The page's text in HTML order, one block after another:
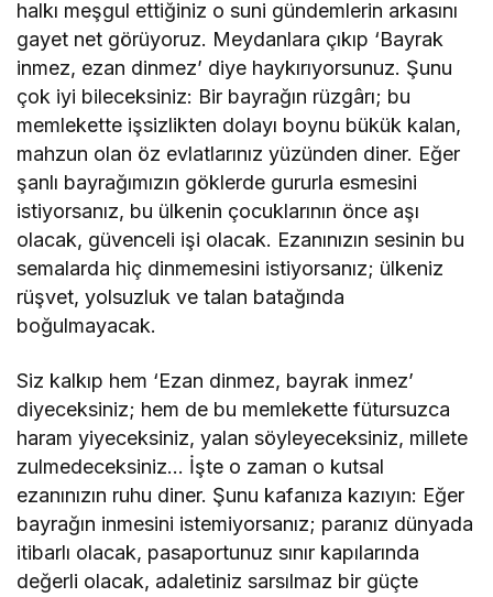
halkı meşgul ettiğiniz o suni gündemlerin arkasını
gayet net görüyoruz. Meydanlara çıkıp ‘Bayrak
inmez, ezan dinmez’ diye haykırıyorsunuz. Şunu
çok iyi bileceksiniz: Bir bayrağın rüzgârı; bu
memlekette işsizlikten dolayı boynu bükük kalan,
mahzun olan öz evlatlarınız yüzünden diner. Eğer
şanlı bayrağımızın göklerde gururla esmesini
istiyorsanız, bu ülkenin çocuklarının önce aşı
olacak, güvenceli işi olacak. Ezanınızın sesinin bu
semalarda hiç dinmemesini istiyorsanız; ülkeniz
rüşvet, yolsuzluk ve talan batağında
boğulmayacak.
Siz kalkıp hem ‘Ezan dinmez, bayrak inmez’
diyeceksiniz; hem de bu memlekette fütursuzca
haram yiyeceksiniz, yalan söyleyeceksiniz, millete
zulmedeceksiniz… İşte o zaman o kutsal
ezanınızın ruhu diner. Şunu kafanıza kazıyın: Eğer
bayrağın inmesini istemiyorsanız; paranız dünyada
itibarlı olacak, pasaportunuz sınır kapılarında
değerli olacak, adaletiniz sarsılmaz bir güçte